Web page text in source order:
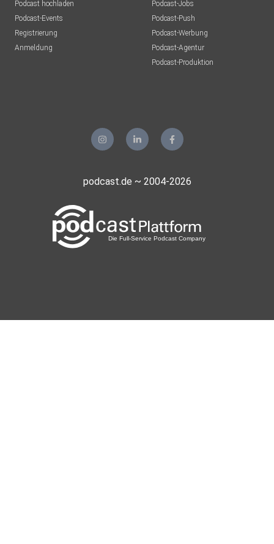
Podcast hochladen
Podcast-Events
Registrierung
Anmeldung
Podcast-Jobs
Podcast-Push
Podcast-Werbung
Podcast-Agentur
Podcast-Produktion
podcast.de ~ 2004-2026